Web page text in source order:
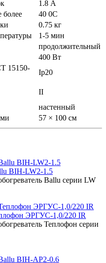
1.8 А
более
40 0С
0.75 кг
1-5 мин
продолжительный
400 Вт
15150-
Ip20
ІІ
настенный
57 × 100 см
BIH-LW2-1.5
Ballu серии LW
ЭРГУС-1,0/220 IR
Теплофон серии